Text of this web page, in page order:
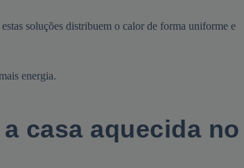
soluções distribuem o calor de forma uniforme e
energia.
casa aquecida no